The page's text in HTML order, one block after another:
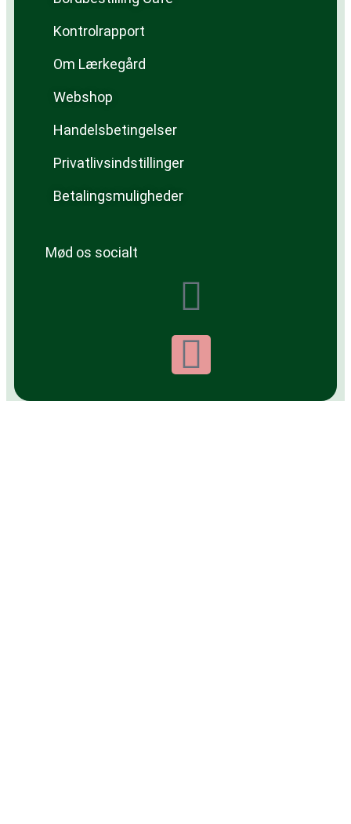
Kontrolrapport
Om Lærkegård
Webshop
Handelsbetingelser
Privatlivsindstillinger
Betalingsmuligheder
Mød os socialt